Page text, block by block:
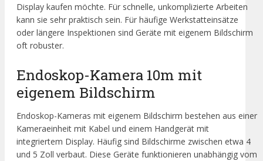
Display kaufen möchte. Für schnelle, unkomplizierte Arbeiten
kann sie sehr praktisch sein. Für häufige Werkstatteinsätze
oder längere Inspektionen sind Geräte mit eigenem Bildschirm
oft robuster.
Endoskop-Kamera 10m mit
eigenem Bildschirm
Endoskop-Kameras mit eigenem Bildschirm bestehen aus einer
Kameraeinheit mit Kabel und einem Handgerät mit
integriertem Display. Häufig sind Bildschirme zwischen etwa 4
und 5 Zoll verbaut. Diese Geräte funktionieren unabhängig vom